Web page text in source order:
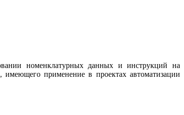
номенклатурных данных и инструкций на
имеющего применение в проектах автоматизации